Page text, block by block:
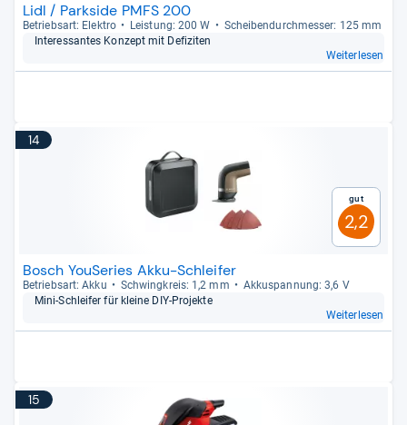
Lidl / Parkside PMFS 200
Betriebs­art: Elek­tro Leis­tung: 200 W
Schei­ben­durch­mes­ser: 125 mm
Inter­essan­tes Kon­zept mit Defi­zi­ten
Weiterlesen
14
Gut
2,2
Bosch YouSeries Akku-Schleifer
Betriebs­art: Akku Schwing­kreis: 1,2 mm
Akku­span­nung: 3,6 V
Mini-​Schlei­fer für kleine DIY-​Pro­jekte
Weiterlesen
15